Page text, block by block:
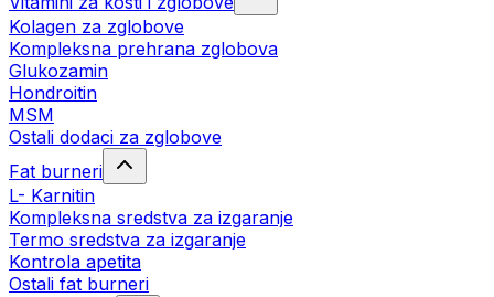
Kolagen za zglobove
Kompleksna prehrana zglobova
Glukozamin
Hondroitin
MSM
Ostali dodaci za zglobove
Fat burneri
L- Karnitin
Kompleksna sredstva za izgaranje
Termo sredstva za izgaranje
Kontrola apetita
Ostali fat burneri